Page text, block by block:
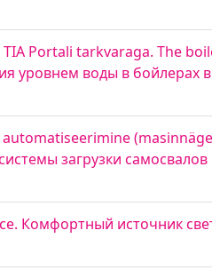
Portali tarkvaraga. The
уровнем воды в бойлерах
загрузки
Комфортный источник